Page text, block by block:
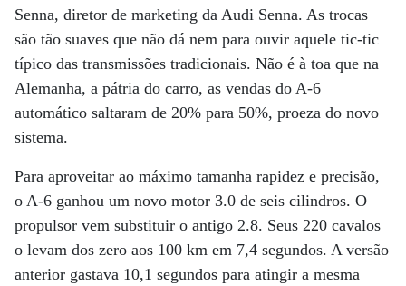
Senna, diretor de marketing da Audi Senna. As trocas
são tão suaves que não dá nem para ouvir aquele tic-tic
típico das transmissões tradicionais. Não é à toa que na
Alemanha, a pátria do carro, as vendas do A-6
automático saltaram de 20% para 50%, proeza do novo
sistema.
Para aproveitar ao máximo tamanha rapidez e precisão,
o A-6 ganhou um novo motor 3.0 de seis cilindros. O
propulsor vem substituir o antigo 2.8. Seus 220 cavalos
o levam dos zero aos 100 km em 7,4 segundos. A versão
anterior gastava 10,1 segundos para atingir a mesma